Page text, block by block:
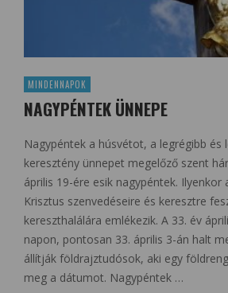
MINDENNAPOK
NAGYPÉNTEK ÜNNEPE
Nagypéntek a húsvétot, a legrégibb és
keresztény ünnepet megelőző szent
április 19-ére esik nagypéntek. Ilyenkor
Krisztus szenvedéseire és keresztre
kereszthalálára emlékezik. A 33. év
napon, pontosan 33. április 3-án halt
állítják földrajztudósok, aki egy
meg a dátumot. Nagypéntek …